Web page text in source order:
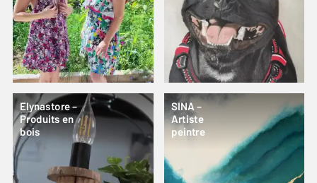
Elynastore –
Produits en
bois
SINA –
Artiste
peintre